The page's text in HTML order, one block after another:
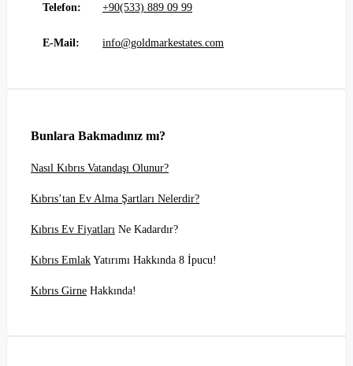
Telefon: +90(533) 889 09 99
E-Mail: info@goldmarkestates.com
Bunlara Bakmadınız mı?
Nasıl Kıbrıs Vatandaşı Olunur?
Kıbrıs’tan Ev Alma Şartları Nelerdir?
Kıbrıs Ev Fiyatları Ne Kadardır?
Kıbrıs Emlak Yatırımı Hakkında 8 İpucu!
Kıbrıs Girne Hakkında!